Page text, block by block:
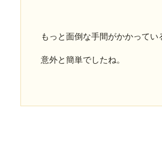
もっと面倒な手間がかかってい
意外と簡単でしたね。